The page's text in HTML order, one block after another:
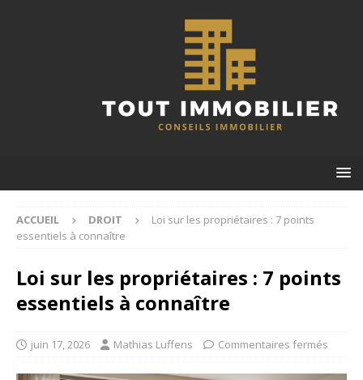
ACCUEIL DROIT
Loi sur les propriétaires : 7 points
essentiels à connaître
Loi sur les propriétaires : 7 points
essentiels à connaître
juin 17, 2026 Mathias Luffens Commentaires fermés